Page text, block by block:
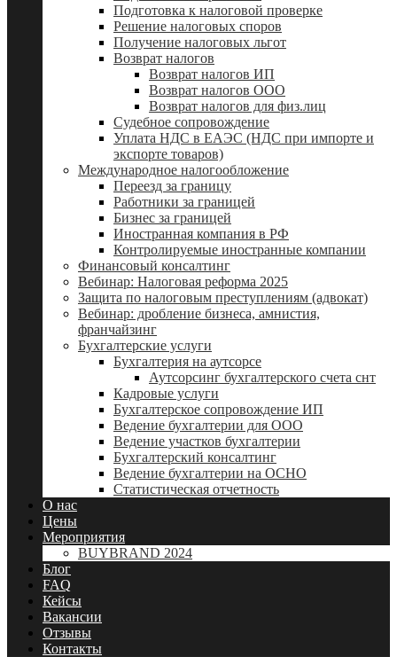
Подготовка к налоговой проверке
Решение налоговых споров
Получение налоговых льгот
Возврат налогов
Возврат налогов ИП
Возврат налогов ООО
Возврат налогов для физ.лиц
Судебное сопровождение
Уплата НДС в ЕАЭС (НДС при импорте и
экспорте товаров)
Международное налогообложение
Переезд за границу
Работники за границей
Бизнес за границей
Иностранная компания в РФ
Контролируемые иностранные компании
Финансовый консалтинг
Вебинар: Налоговая реформа 2025
Защита по налоговым преступлениям (адвокат)
Вебинар: дробление бизнеса, амнистия,
франчайзинг
Бухгалтерские услуги
Бухгалтерия на аутсорсе
Аутсорсинг бухгалтерского счета снт
Кадровые услуги
Бухгалтерское сопровождение ИП
Ведение бухгалтерии для ООО
Ведение участков бухгалтерии
Бухгалтерский консалтинг
Ведение бухгалтерии на ОСНО
Статистическая отчетность
О нас
Цены
Мероприятия
BUYBRAND 2024
Блог
FAQ
Кейсы
Вакансии
Отзывы
Контакты